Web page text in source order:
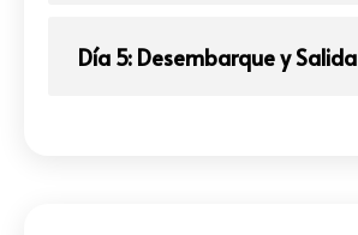
Día 5: Desembarque y Salida